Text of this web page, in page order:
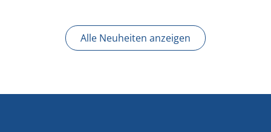
Alle Neuheiten anzeigen